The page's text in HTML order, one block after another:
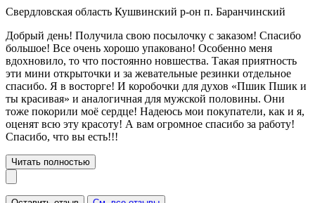
Свердловская область Кушвинский р-он п. Баранчинский
Добрый день! Получила свою посылочку с заказом! Спасибо
большое! Все очень хорошо упаковано! Особенно меня
вдохновило, то что постоянно новшества. Такая приятность
эти мини открыточки и за жевательные резинки отдельное
спасибо. Я в восторге! И коробочки для духов «Пшик Пшик и
ты красивая» и аналогичная для мужской половины. Они
тоже покорили моё сердце! Надеюсь мои покупатели, как и я,
оценят всю эту красоту! А вам огромное спасибо за работу!
Спасибо, что вы есть!!!
Читать полностью